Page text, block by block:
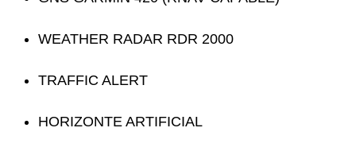
WEATHER RADAR RDR 2000
TRAFFIC ALERT
HORIZONTE ARTIFICIAL